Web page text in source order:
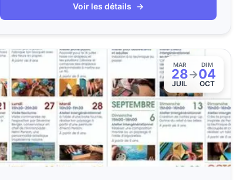
Voir les détails →
MAR
28
JUIL
→
DIM
04
OCT